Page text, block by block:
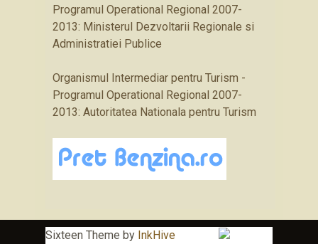
Programul Operational Regional 2007-
2013: Ministerul Dezvoltarii Regionale si
Administratiei Publice
Organismul Intermediar pentru Turism -
Programul Operational Regional 2007-
2013: Autoritatea Nationala pentru Turism
Sixteen Theme by InkHive